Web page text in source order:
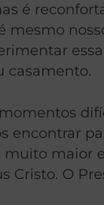
é
mesmo
casamento.
encontrar
muito maior
Cristo. O